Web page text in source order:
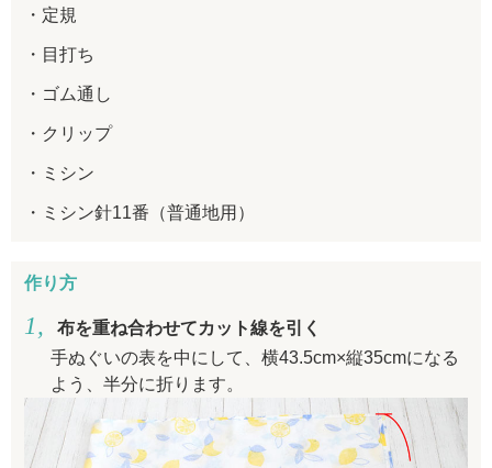
定規
目打ち
ゴム通し
クリップ
ミシン
ミシン針11番（普通地用）
作り方
布を重ね合わせてカット線を引く
手ぬぐいの表を中にして、横43.5cm×縦35cmになる
よう、半分に折ります。